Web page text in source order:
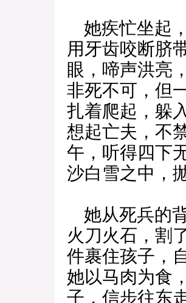
她疾忙坐起
用牙齿咬断脐
眼，啼声洪亮
非死不可，但
扎着爬起，躲
想起亡夫，不
午，听得四下
沙白雪之中，
她从死兵的
火刀火石，割
件裹住孩子，
她以马肉为食
子，信步往东